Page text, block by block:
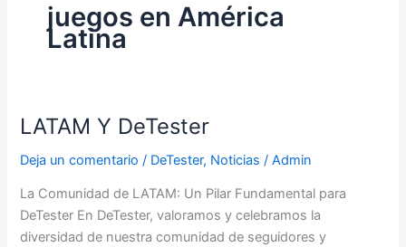
juegos en América
Latina
LATAM Y DeTester
Deja un comentario / DeTester, Noticias /Admin
La Comunidad de LATAM: Un Pilar Fundamental para
DeTester En DeTester, valoramos y celebramos la
diversidad de nuestra comunidad de seguidores y
LATAM
DeTester